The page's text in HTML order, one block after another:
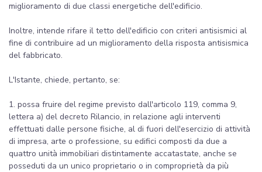
miglioramento di due classi energetiche dell'edificio.
Inoltre, intende rifare il tetto dell'edificio con criteri antisismici al
fine di contribuire ad un miglioramento della risposta antisismica
del fabbricato.
L'Istante, chiede, pertanto, se:
1. possa fruire del regime previsto dall'articolo 119, comma 9,
lettera a) del decreto Rilancio, in relazione agli interventi
effettuati dalle persone fisiche, al di fuori dell'esercizio di attività
di impresa, arte o professione, su edifici composti da due a
quattro unità immobiliari distintamente accatastate, anche se
posseduti da un unico proprietario o in comproprietà da più